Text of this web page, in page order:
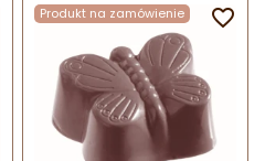
Produkt na zamówienie 